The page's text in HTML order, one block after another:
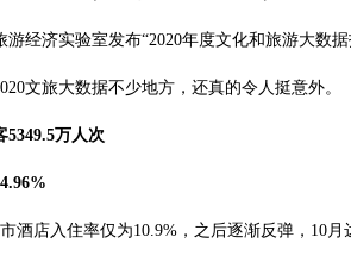
济实验室发布“2020年度文化和旅游大数据
文旅大数据不少地方，还真的令人挺意外。
万人次
店入住率仅为10.9%，之后逐渐反弹，10月